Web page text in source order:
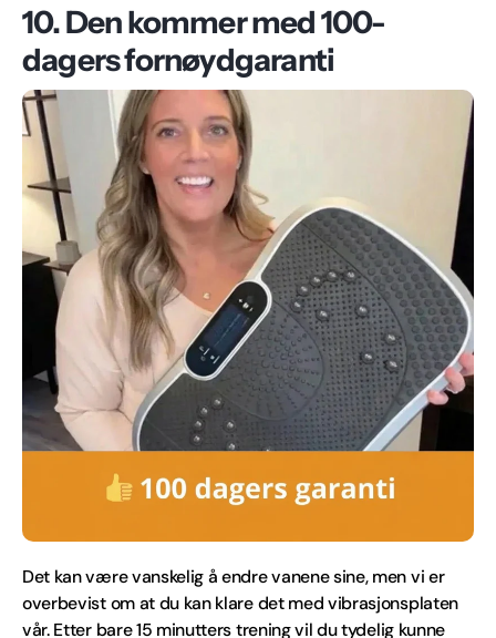
10. Den kommer med 100-
dagers fornøydgaranti
Det kan være vanskelig å endre vanene sine, men vi er
overbevist om at du kan klare det med vibrasjonsplaten
vår. Etter bare 15 minutters trening vil du tydelig kunne